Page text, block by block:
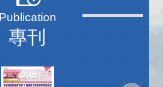
專刊